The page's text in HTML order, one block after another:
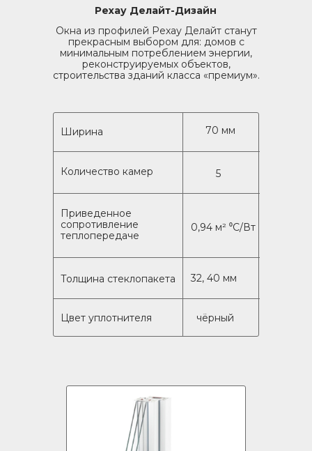
Рехау Делайт-Дизайн
Окна из профилей Рехау Делайт станут
прекрасным выбором для: домов с
минимальным потреблением энергии,
реконструируемых объектов,
строительства зданий класса «премиум».
Ширина
Количество камер
Приведенное
сопротивление
теплопередаче
Толщина стеклопакета
Цвет уплотнителя
70 мм
5
0,94 м² ⁰C/Вт
32, 40 мм
чёрный